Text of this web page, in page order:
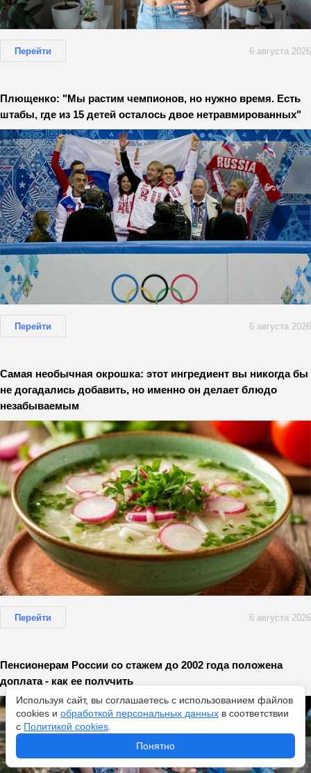
Перейти 6 августа 2026
Плющенко: "Мы растим чемпионов, но нужно время. Есть
штабы, где из 15 детей осталось двое нетравмированных"
Перейти 6 августа 2026
Самая необычная окрошка: этот ингредиент вы никогда бы
не догадались добавить, но именно он делает блюдо
незабываемым
Перейти 6 августа 2026
Пенсионерам России со стажем до 2002 года положена
доплата - как ее получить
Используя сайт, вы соглашаетесь с использованием файлов
cookies и обработкой персональных данных в соответствии
с Политикой cookies
Понятно